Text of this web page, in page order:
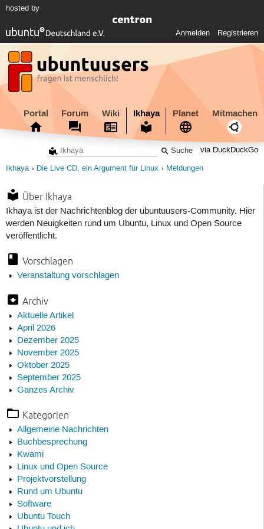
hosted by
Anmelden Registrieren
Portal Forum Wiki Ikhaya Planet Mitmachen
via DuckDuckGo
Ikhaya Die Live CD, ein Argument für Linux Meldungen
Über Ikhaya
Ikhaya ist der Nachrichtenblog der ubuntuusers-Community. Hier
werden Neuigkeiten rund um Ubuntu, Linux und Open Source
veröffentlicht.
Vorschlagen
Veranstaltung vorschlagen
Archiv
Aktuelle Artikel
April 2026
Dezember 2025
November 2025
Oktober 2025
September 2025
Ganzes Archiv
Kategorien
Allgemeine Nachrichten
Buchbesprechung
Kwami
Linux und Open Source
Projektvorstellung
Rund um Ubuntu
Software
Ubuntu Touch